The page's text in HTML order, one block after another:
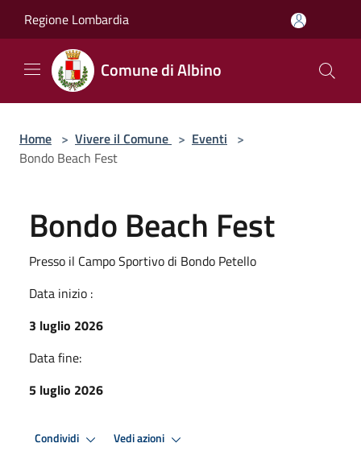
Regione Lombardia
Comune di Albino
Home > Vivere il Comune > Eventi >
Bondo Beach Fest
Bondo Beach Fest
Presso il Campo Sportivo di Bondo Petello
Data inizio :
3 luglio 2026
Data fine:
5 luglio 2026
Condividi Vedi azioni